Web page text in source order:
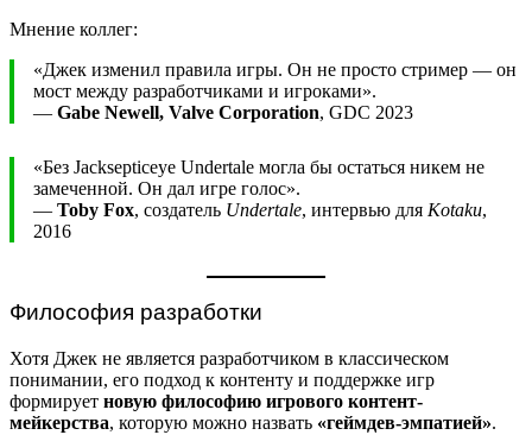
Мнение коллег:
«Джек изменил правила игры. Он не просто стример — он
мост между разработчиками и игроками».
— Gabe Newell, Valve Corporation, GDC 2023
«Без Jacksepticeye Undertale могла бы остаться никем не
замеченной. Он дал игре голос».
— Toby Fox, создатель Undertale, интервью для Kotaku,
2016
Философия разработки
Хотя Джек не является разработчиком в классическом
понимании, его подход к контенту и поддержке игр
формирует новую философию игрового контент-
мейкерства, которую можно назвать «геймдев-эмпатией».